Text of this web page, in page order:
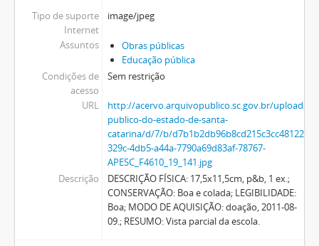
Tipo de suporte
Internet
image/jpeg
Assuntos
Obras públicas
Educação pública
Condições de
acesso
Sem restrição
URL
http://acervo.arquivopublico.sc.gov.br/uploads/
publico-do-estado-de-santa-
catarina/d/7/b/
329c-4db5-a44a-7790a69d83af-78767-
APESC_F4610_19_141.jpg
Descrição
DESCRIÇÃO FÍSICA: 17,5x11,5cm, p&b, 1 ex.;
CONSERVAÇÃO: Boa e colada; LEGIBILIDADE:
Boa; MODO DE AQUISIÇÃO: doação, 2011-08-
09.; RESUMO: Vista parcial da escola.